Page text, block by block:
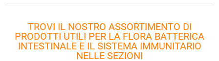
TROVI IL NOSTRO ASSORTIMENTO DI
PRODOTTI UTILI PER LA FLORA BATTERICA
INTESTINALE E IL SISTEMA IMMUNITARIO
NELLE SEZIONI